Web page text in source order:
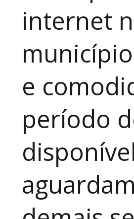
internet
e
período